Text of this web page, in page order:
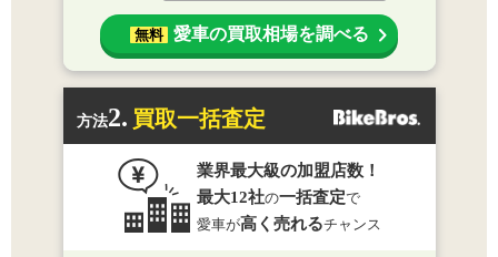
無料 愛車の買取相場を調べる
方法2. 買取一括査定
業界最大級の加盟店数！
最大12社の一括査定で
愛車が高く売れるチャンス